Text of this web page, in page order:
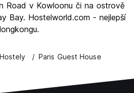
7.3
Road v Kowloonu či na ostrově
Bay. Hostelworld.com - nejlepší
Paris Guest House